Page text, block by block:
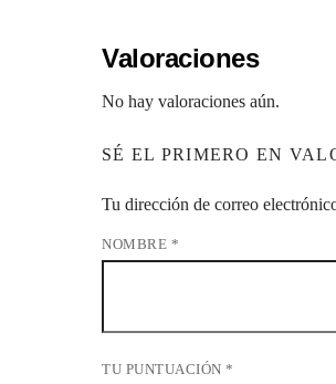
Valoraciones
No hay valoraciones aún.
SÉ EL PRIMERO EN
Tu dirección de correo
NOMBRE *
TU PUNTUACIÓN*